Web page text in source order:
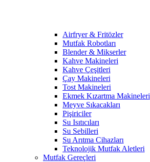
Airfryer & Fritözler
Mutfak Robotları
Blender & Mikserler
Kahve Makineleri
Kahve Çeşitleri
Çay Makineleri
Tost Makineleri
Ekmek Kızartma Makineleri
Meyve Sıkacakları
Pişiriciler
Su Isıtıcıları
Su Sebilleri
Su Arıtma Cihazları
Teknolojik Mutfak Aletleri
Mutfak Gereçleri